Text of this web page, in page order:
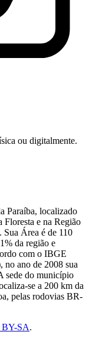
ou digitalmente.
Paraíba, localizado
e na Região
Área é de 110
da região e
com o IBGE
no ano de 2008 sua
sede do município
se a 200 km da
pelas rodovias BR-
SA.